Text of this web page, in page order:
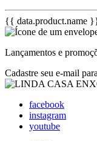
{{ data.product.name
Lançamentos e
Cadastre seu e-mail
facebook
instagram
youtube